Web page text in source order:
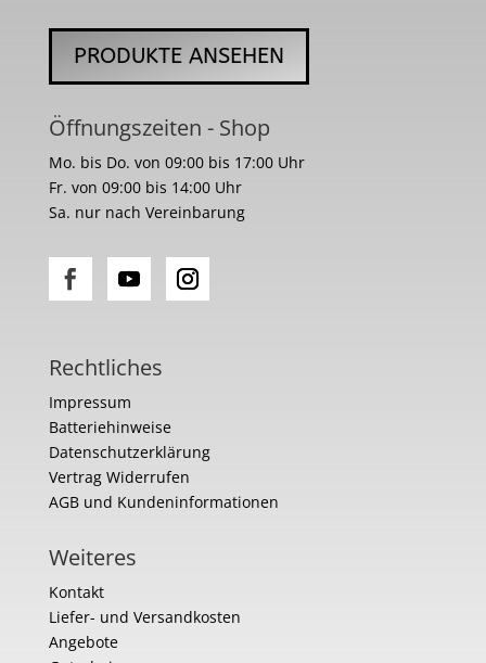
PRODUKTE ANSEHEN
Öffnungszeiten - Shop
Mo. bis Do. von 09:00 bis 17:00 Uhr
Fr. von 09:00 bis 14:00 Uhr
Sa. nur nach Vereinbarung
Rechtliches
Impressum
Batteriehinweise
Datenschutzerklärung
Vertrag Widerrufen
AGB und Kundeninformationen
Weiteres
Kontakt
Liefer- und Versandkosten
Angebote